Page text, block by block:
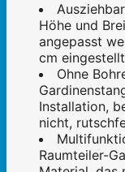
Höhe und
angepasst
cm
Ohne
Installation,
nicht,
Raumteiler-